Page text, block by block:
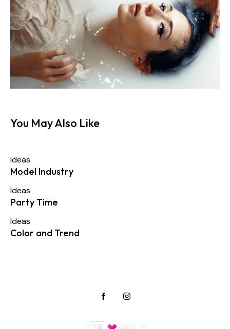
You May Also Like
Ideas
Model Industry
Ideas
Party Time
Ideas
Color and Trend